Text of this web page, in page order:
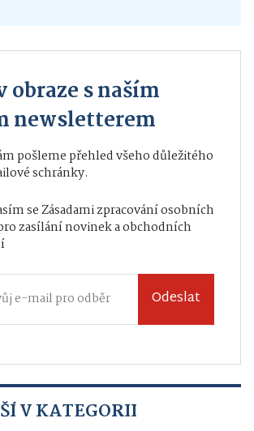
obraze s naším
newsletterem
pošleme přehled všeho důležitého
schránky.
seZásadami zpracování osobních
zasílání novinek a obchodních
Odeslat
V KATEGORII